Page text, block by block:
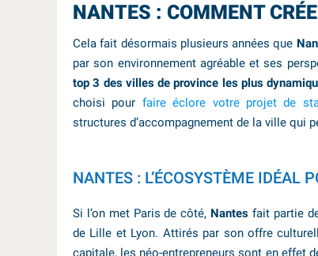
NANTES : COMMENT
Cela fait désormais plusieurs années que
par son environnement agréable et ses
top 3 des villes de province les plus
choisi pour faire éclore votre projet de
structures d’accompagnement de la ville qui
NANTES : L’ÉCOSYSTÈME IDÉAL
Si l’on met Paris de côté, Nantes fait partie
de Lille et Lyon. Attirés par son offre
capitale, les néo-entrepreneurs sont en effet